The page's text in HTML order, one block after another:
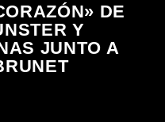
DE
Y
JUNTO A